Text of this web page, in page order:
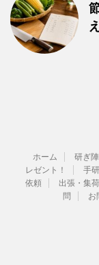
ホーム 研ぎ
レゼント！
手
依頼
出張・集
問
お